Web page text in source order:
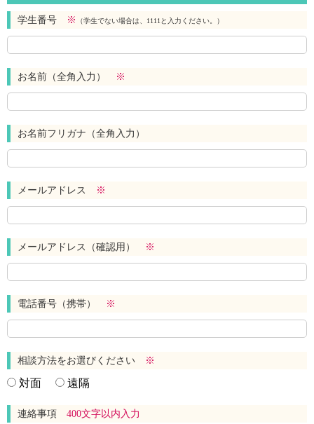
学生番号 ※ （学生でない場合は、1111と入力ください。）
お名前（全角入力） ※
お名前フリガナ（全角入力）
メールアドレス ※
メールアドレス（確認用） ※
電話番号（携帯） ※
相談方法をお選びください ※
対面 遠隔
連絡事項 400文字以内入力